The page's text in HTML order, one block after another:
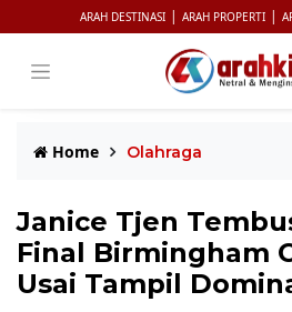
ARAH DESTINASI | ARAH PROPERTI |
Home Olahraga
Janice Tjen
Final Birmingham
Usai Tampil